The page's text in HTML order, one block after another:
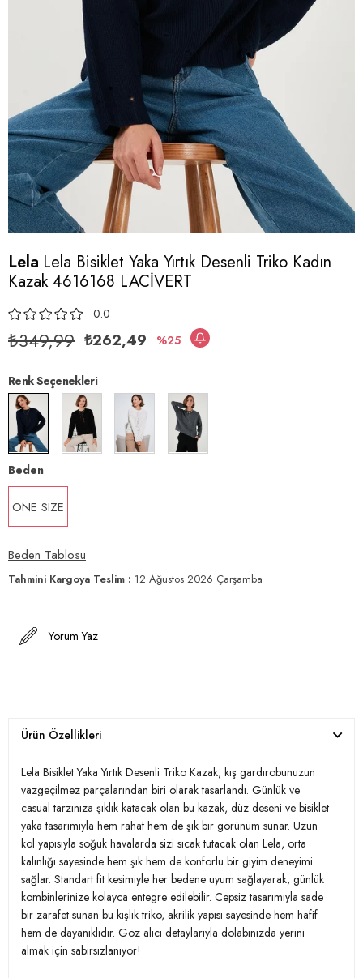
Lela Lela Bisiklet Yaka Yırtık Desenli Triko Kadın
Kazak 4616168 LACİVERT
0.0
₺349,99 ₺262,49 25
Renk Seçenekleri
Beden
ONE SIZE
Beden Tablosu
Tahmini Kargoya Teslim : 12 Ağustos 2026 Çarşamba
Yorum Yaz
Ürün Özellikleri
Lela Bisiklet Yaka Yırtık Desenli Triko Kazak, kış gardırobunuzun
vazgeçilmez parçalarından biri olarak tasarlandı. Günlük ve
casual tarzınıza şıklık katacak olan bu kazak, düz deseni ve bisiklet
yaka tasarımıyla hem rahat hem de şık bir görünüm sunar. Uzun
kol yapısıyla soğuk havalarda sizi sıcak tutacak olan Lela, orta
kalınlığı sayesinde hem şık hem de konforlu bir giyim deneyimi
sağlar. Standart fit kesimiyle her bedene uyum sağlayarak, günlük
kombinlerinize kolayca entegre edilebilir. Cepsiz tasarımıyla sade
bir zarafet sunan bu kışlık triko, akrilik yapısı sayesinde hem hafif
hem de dayanıklıdır. Göz alıcı detaylarıyla dolabınızda yerini
almak için sabırsızlanıyor!